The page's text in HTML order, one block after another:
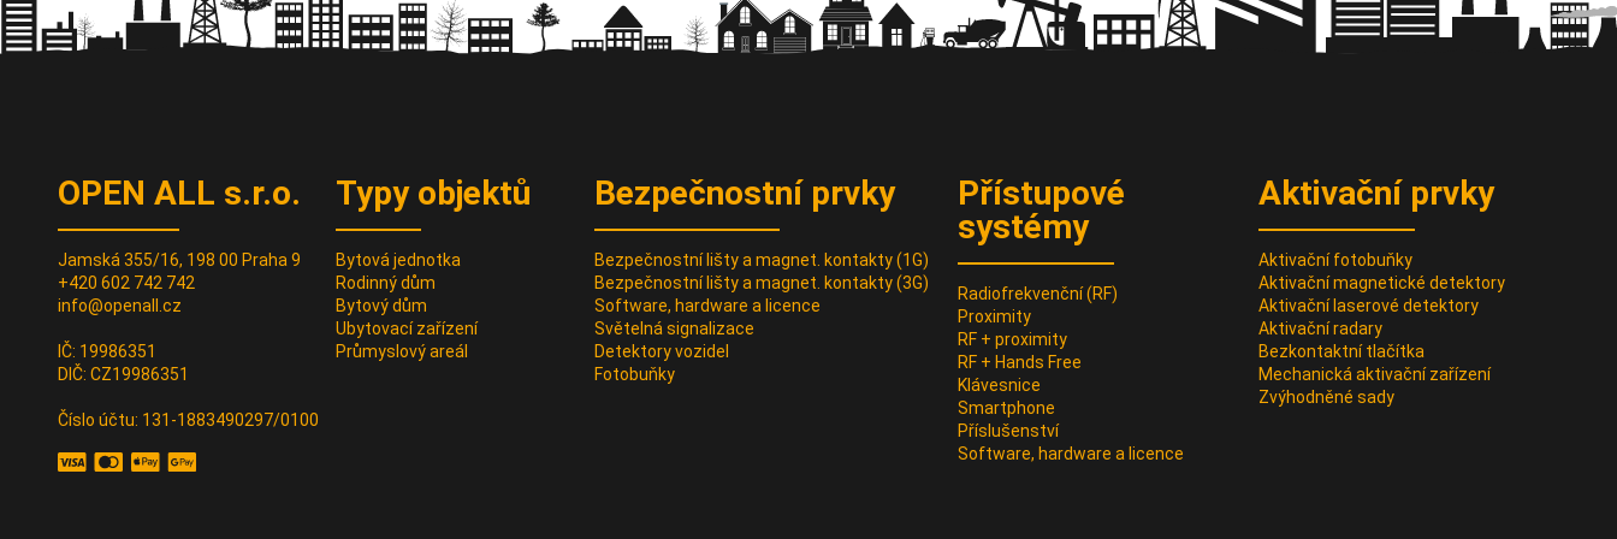
OPEN ALL s.r.o.
Jamská 355/16, 198 00 Praha 9
+420 602 742 742
info@openall.cz
IČ: 19986351
DIČ: CZ19986351
Číslo účtu: 131-1883490297/0100
Typy objektů
Bytová jednotka
Rodinný dům
Bytový dům
Ubytovací zařízení
Průmyslový areál
Bezpečnostní prvky
Bezpečnostní lišty a magnet. kontakty (1G)
Bezpečnostní lišty a magnet. kontakty (3G)
Software, hardware a licence
Světelná signalizace
Detektory vozidel
Fotobuňky
Přístupové
systémy
Radiofrekvenční (RF)
Proximity
RF + proximity
RF + Hands Free
Klávesnice
Smartphone
Příslušenství
Software, hardware a licence
Aktivační prvky
Aktivační fotobuňky
Aktivační magnetické detektory
Aktivační laserové detektory
Aktivační radary
Bezkontaktní tlačítka
Mechanická aktivační zařízení
Zvýhodněné sady